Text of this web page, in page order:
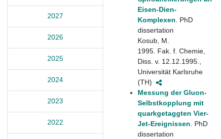
2027
2026
2025
2024
2023
2022
Eisen-Dien-
Komplexen . PhD
dissertation
Kosub, M.
1995. Fak. f. Chemie,
Diss. v. 12.12.1995.,
Universität Karlsruhe
(TH)
Messung der Gluon-
Selbstkopplung mit
quarkgetaggten Vier-
Jet-Ereignissen . PhD
dissertation